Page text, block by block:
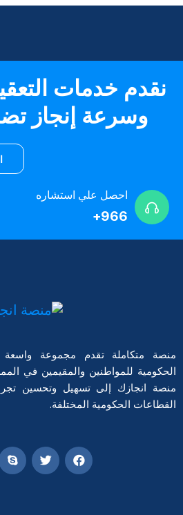
نقدم خدمات
وسرعة إنجاز
احصل علي استشاره
966+
منصة متكاملة تقدم مجموعة واسعة
الحكومية للمواطنين والمقيمين في
منصة انجازك إلى تسهيل وتحسين تجربة
القطاعات الحكومية المختلفة.